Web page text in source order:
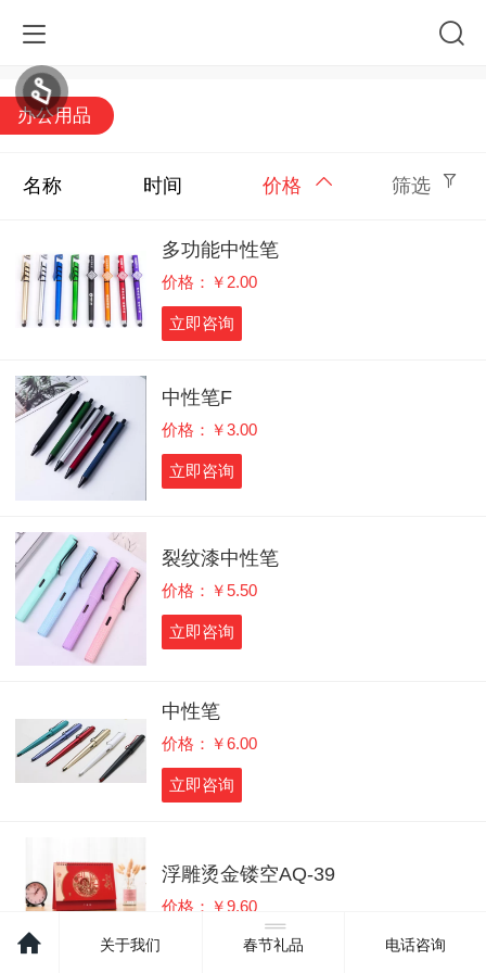
办公用品
名称 时间 价格 筛选
多功能中性笔
价格：￥2.00
立即咨询
中性笔F
价格：￥3.00
立即咨询
裂纹漆中性笔
价格：￥5.50
立即咨询
中性笔
价格：￥6.00
立即咨询
浮雕烫金镂空AQ-39
价格：￥9.60
关于我们 春节礼品 电话咨询